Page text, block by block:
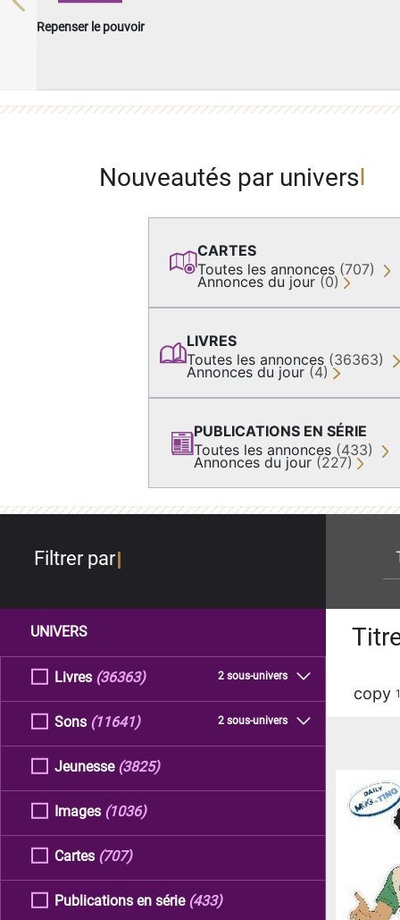
Repenser le pouvoir
Previous
Nouveautés par univers
CARTES
Toutes les annonces (707)
Annonces du jour (0)
LIVRES
Toutes les annonces (36363)
Annonces du jour (4)
PUBLICATIONS EN SÉRIE
Toutes les annonces (433)
Annonces du jour (227)
Filtrer par
UNIVERS
Livres 2 sous-univers
(36363)
Sons 2 sous-univers
(11641)
Jeunesse (3825)
Images (1036)
Cartes (707)
Publications en série (433)
copy